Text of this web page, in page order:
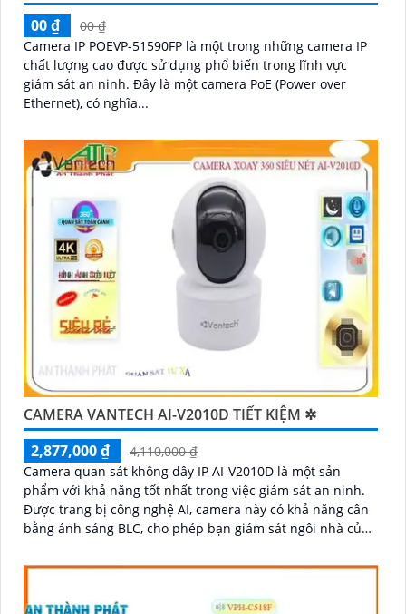
00 ₫
00 ₫
Camera IP POEVP-51590FP là một trong những camera IP
chất lượng cao được sử dụng phổ biến trong lĩnh vực
giám sát an ninh. Đây là một camera PoE (Power over
Ethernet), có nghĩa...
CAMERA VANTECH AI-V2010D TIẾT KIỆM ✲
2,877,000 ₫
4,110,000 ₫
Camera quan sát không dây IP AI-V2010D là một sản
phẩm với khả năng tốt nhất trong việc giám sát an ninh.
Được trang bị công nghệ AI, camera này có khả năng cân
bằng ánh sáng BLC, cho phép bạn giám sát ngôi nhà của